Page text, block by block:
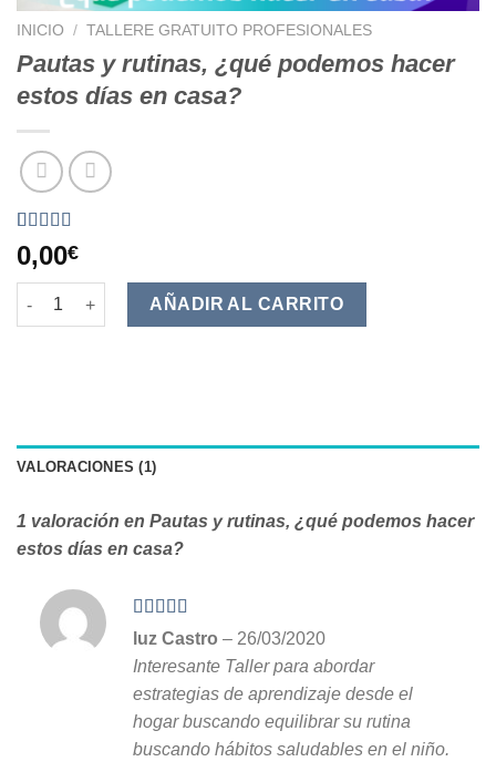
INICIO / TALLERE GRATUITO PROFESIONALES
Pautas y rutinas, ¿qué podemos hacer
estos días en casa?
Valorado
5.00sobre 5
basado en
1
puntuación
0,00€
Pautas y rutinas, ¿qué podemos hacer estos días en casa?
AÑADIR AL CARRITO
VALORACIONES (1)
1 valoración en Pautas y rutinas, ¿qué podemos hacer
estos días en casa?
Valorado en
5de 5
luz Castro – 26/03/2020
Interesante Taller para abordar
estrategias de aprendizaje desde el
hogar buscando equilibrar su rutina
buscando hábitos saludables en el niño.